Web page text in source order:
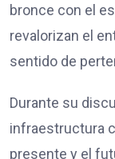
bronce con el
revalorizan el
sentido de
Durante su
infraestructura
presente y el